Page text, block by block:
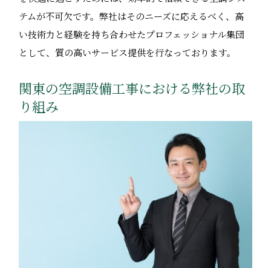
テムが不可欠です。弊社はそのニーズに応えるべく、高
い技術力と経験を持ち合わせたプロフェッショナル集団
として、質の高いサービス提供を行なっております。
関東の空調設備工事における弊社の取
り組み